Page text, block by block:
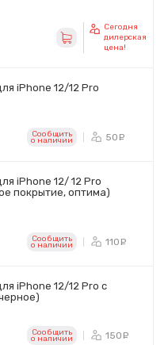
Сегодня
дилерская
цена!
iPhone 12/12 Pro
Сообщить
o наличии 50
iPhone 12/ 12 Pro
покрытие, оптима)
Сообщить
o наличии 110
iPhone 12/12 Pro с
Сообщить
o наличии 150